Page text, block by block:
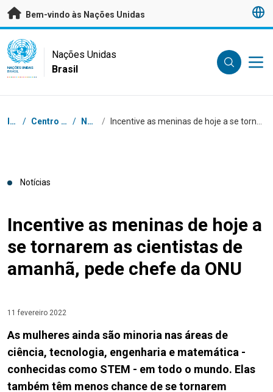
Saltar para conteúdo principal
Bem-vindo às Nações Unidas
UN Logo
NAÇÕES UNIDAS
BRASIL
Nações Unidas
Brasil
Navegação
Início / Centro de Imprensa / Notícias /
Notícias
Incentive as meninas de hoje a
se tornarem as cientistas de
amanhã, pede chefe da ONU
11 fevereiro 2022
As mulheres ainda são minoria nas áreas de
ciência, tecnologia, engenharia e matemática -
conhecidas como STEM - em todo o mundo. Elas
também têm menos chance de se tornarem